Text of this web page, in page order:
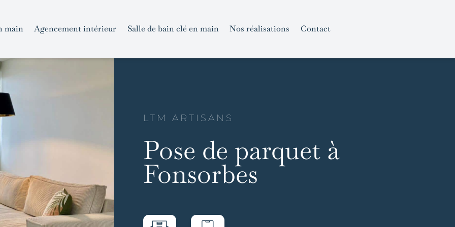
main Agencement intérieur Salle de bain clé en main Nos réalisations Contact
LTM ARTISANS
Pose de parquet à
Fonsorbes